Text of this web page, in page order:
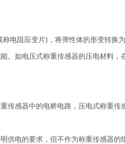
电阻应变片)，将弹性体的形变转换
。如电压式称重传感器的压电材料，
感器中的电桥电路，压电式称重传
电的要求，但不作为称重传感器的